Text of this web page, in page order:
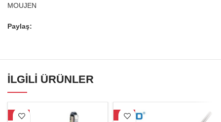
MOUJEN
Paylaş:
İLGILI ÜRÜNLER
-20% -19%